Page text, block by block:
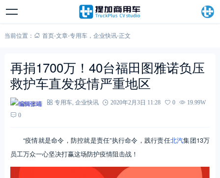
当前位置： 首页-文章-专用车， 企业快讯-正文
再捐1700万！40台福田图雅诺负压
救护车直发疫情严重地区
编辑张靖 专用车, 企业快讯 2020年2月3日 11:28 0
19.99W
0
“疫情就是命令，防控就是责任”执行命令，践行责任北汽集团13万
员工万众一心坚决打赢这场防护疫情阻击战！